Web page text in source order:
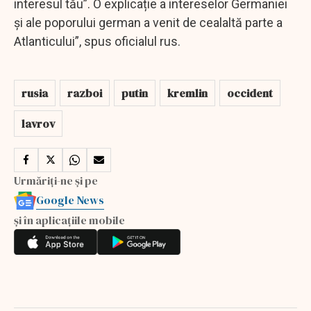
interesul tău”. O explicație a intereselor Germaniei
și ale poporului german a venit de cealaltă parte a
Atlanticului”, spus oficialul rus.
rusia razboi putin kremlin
occident
lavrov
Urmăriți-ne și pe
Google News
și în aplicațiile mobile